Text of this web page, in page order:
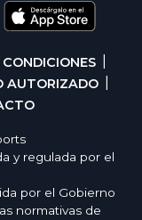
AUTORIZADO
y regulada por el
por el Gobierno
normativas de